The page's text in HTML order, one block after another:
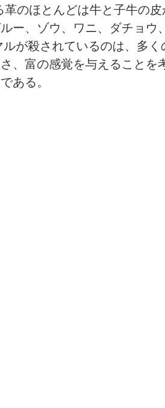
のほとんどは牛と子牛の
ー、ゾウ、ワニ、ダチョ
が殺されているのは、多
、富の感覚を与えること
ある。